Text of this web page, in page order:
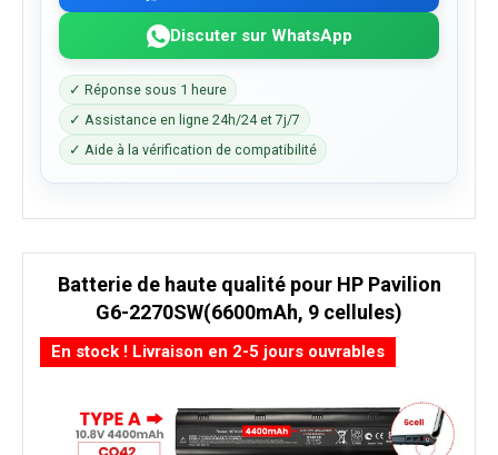
Discuter sur WhatsApp
✓ Réponse sous 1 heure
✓ Assistance en ligne 24h/24 et 7j/7
✓ Aide à la vérification de compatibilité
Batterie de haute qualité pour HP Pavilion
G6-2270SW(6600mAh, 9 cellules)
En stock ! Livraison en 2-5 jours ouvrables